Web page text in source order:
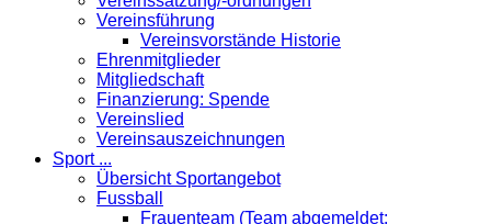
Vereinsführung
Vereinsvorstände Historie
Ehrenmitglieder
Mitgliedschaft
Finanzierung: Spende
Vereinslied
Vereinsauszeichnungen
Sport ...
Übersicht Sportangebot
Fussball
Frauenteam (Team abgemeldet;